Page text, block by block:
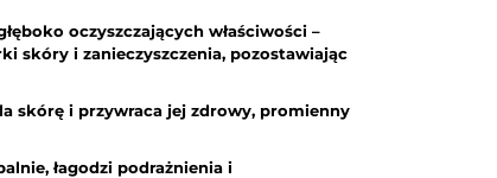
oczyszczających właściwości –
skóry i zanieczyszczenia, pozostawiając
skórę i przywraca jej zdrowy, promienny
łagodzi podrażnienia i